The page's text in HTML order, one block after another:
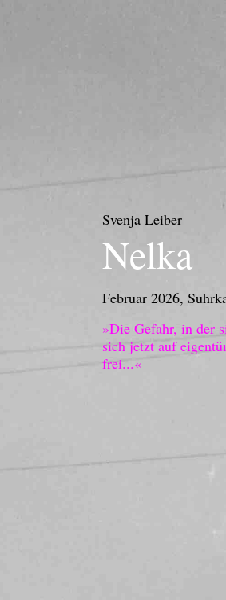
Svenja Leiber
Februar 2026,
Nelka
»Die Gefahr, in der
sich jetzt auf
frei...«